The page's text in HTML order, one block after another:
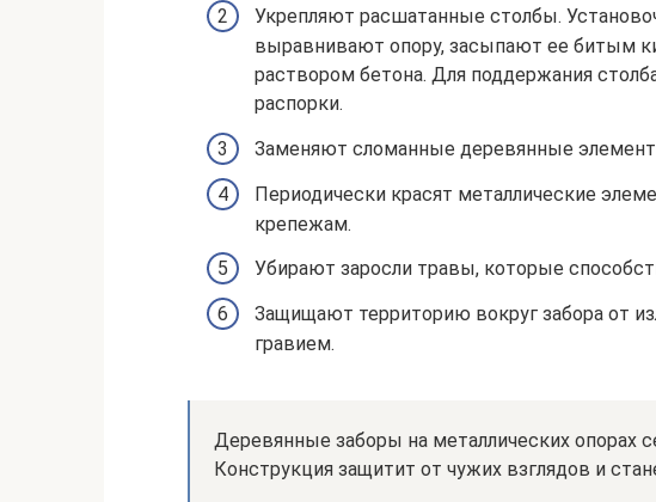
Укрепляют расшатанные столбы.
выравнивают опору, засыпают ее битым
раствором бетона. Для поддержания
распорки.
Заменяют сломанные деревянные
Периодически красят металлические
крепежам.
Убирают заросли травы, которые
Защищают территорию вокруг забора от
гравием.
Деревянные заборы на металлических опорах
Конструкция защитит от чужих взглядов и